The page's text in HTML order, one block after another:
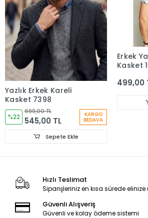
Yazlık Erkek Kareli
Kasket 7398
%22
699,00 TL
545,00 TL
KARGO
BEDAVA
Sepete Ekle
Erkek
Kasket
499,00
Hızlı Teslimat
Siparişleriniz en kısa sürede elinize
Güvenli Alışveriş
Güvenli ve kolay ödeme sistemi